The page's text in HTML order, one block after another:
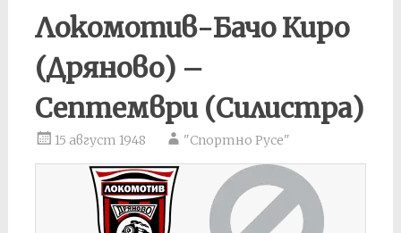
Локомотив-Бачо Киро
(Дряново) –
Септември (Силистра)
15 август 1948 "Спортно Русе"